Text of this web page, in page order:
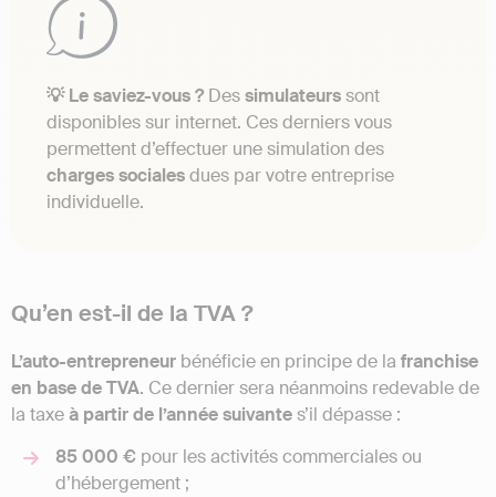
💡 Le saviez-vous ? Dessimulateurssont
disponibles sur internet. Ces derniers vous
permettent d’effectuer une simulation des
chargessocialesdues par votre entreprise
individuelle.
Qu’en est-il de la TVA ?
L’auto-entrepreneur bénéficie en principe de la franchise
en base de TVA. Ce dernier sera néanmoins redevable de
la taxeà partir de l’année suivantes’il dépasse :
85 000 € pour les activités commerciales ou
d’hébergement ;